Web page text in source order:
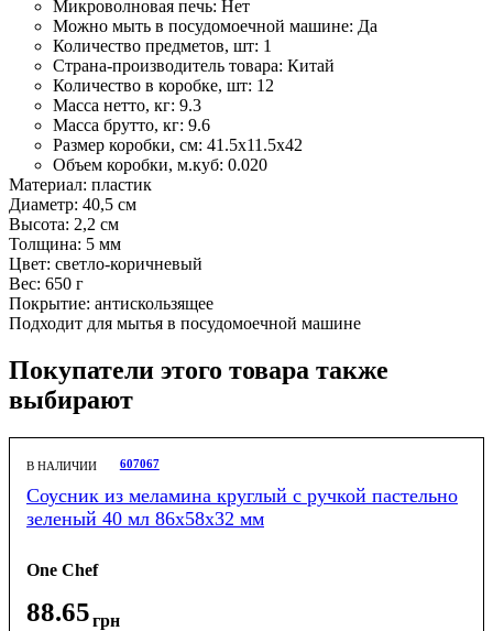
Микроволновая печь: Нет
Можно мыть в посудомоечной машине: Да
Количество предметов, шт: 1
Страна-производитель товара: Китай
Количество в коробке, шт: 12
Масса нетто, кг: 9.3
Масса брутто, кг: 9.6
Размер коробки, см: 41.5х11.5х42
Объем коробки, м.куб: 0.020
Материал: пластик
Диаметр: 40,5 см
Высота: 2,2 см
Толщина: 5 мм
Цвет: светло-коричневый
Вес: 650 г
Покрытие: антискользящее
Подходит для мытья в посудомоечной машине
Покупатели этого товара также
выбирают
В НАЛИЧИИ 607067
Соусник из меламина круглый с ручкой пастельно
зеленый 40 мл 86х58х32 мм
One Chef
88.65грн